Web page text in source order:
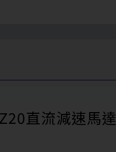
直流減速馬達